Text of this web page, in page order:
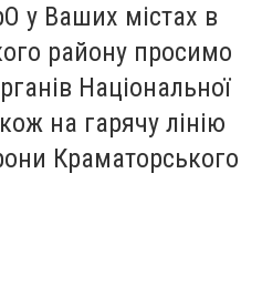
у Ваших містах в
району просимо
Національної
на гарячу лінію
Краматорського